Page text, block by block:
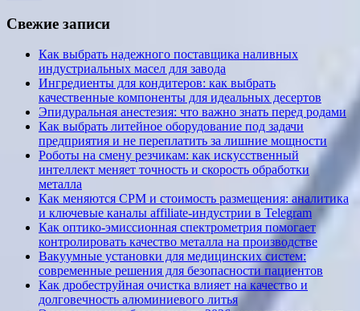
Свежие записи
Как выбрать надежного поставщика наливных
индустриальных масел для завода
Ингредиенты для кондитеров: как выбрать
качественные компоненты для идеальных десертов
Эпидуральная анестезия: что важно знать перед родами
Как выбрать литейное оборудование под задачи
предприятия и не переплатить за лишние мощности
Роботы на смену резчикам: как искусственный
интеллект меняет точность и скорость обработки
металла
Как меняются CPM и стоимость размещения: аналитика
и ключевые каналы affiliate-индустрии в Telegram
Как оптико-эмиссионная спектрометрия помогает
контролировать качество металла на производстве
Вакуумные установки для медицинских систем:
современные решения для безопасности пациентов
Как дробеструйная очистка влияет на качество и
долговечность алюминиевого литья